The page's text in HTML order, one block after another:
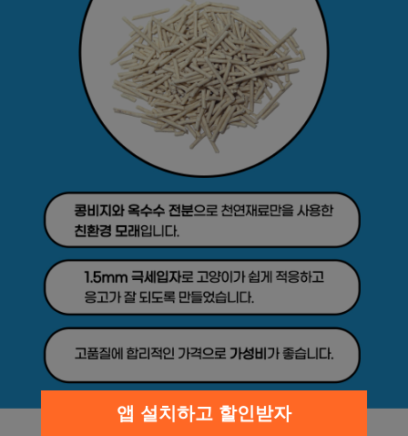
앱 설치하고 할인받자